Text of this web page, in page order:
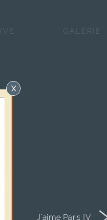
GALERIE
J´aime Paris IV
X